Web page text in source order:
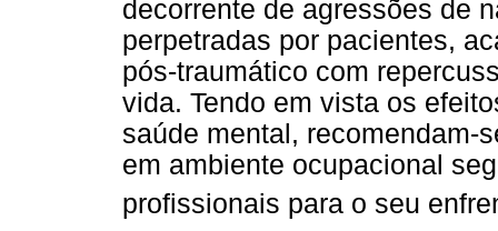
decorrente de agressões de
perpetradas por pacientes,
pós-traumático com
vida. Tendo em vista os
saúde mental, recomendam-
em ambiente ocupacional
profissionais para o seu